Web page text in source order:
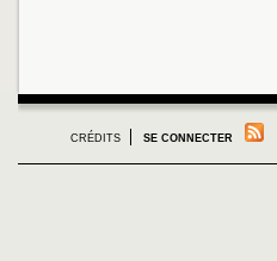
CRÉDITS SE CONNECTER